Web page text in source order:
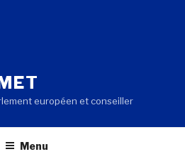
européen et conseiller
Menu